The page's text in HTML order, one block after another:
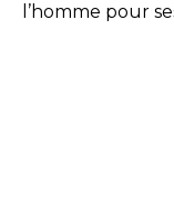
l’homme pour